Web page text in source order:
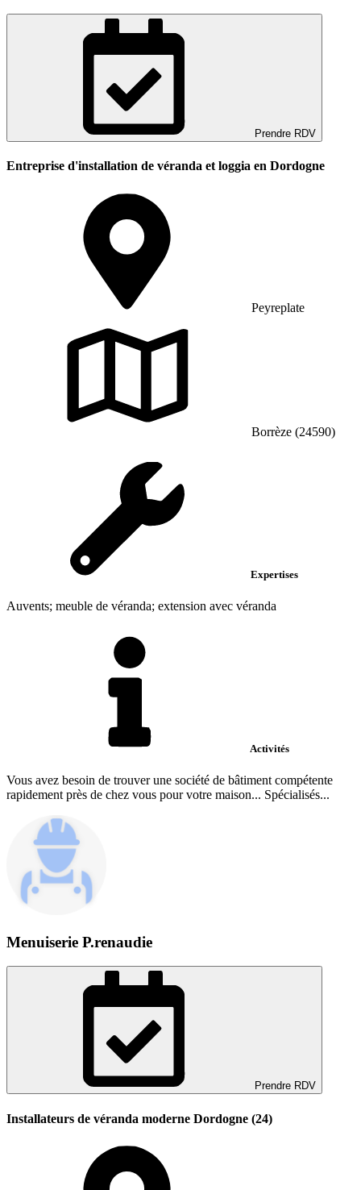
Prendre RDV
Entreprise d'installation de véranda et loggia en Dordogne
Peyreplate
Borrèze (24590)
Expertises
Auvents; meuble de véranda; extension avec véranda
Activités
Vous avez besoin de trouver une société de bâtiment compétente
rapidement près de chez vous pour votre maison... Spécialisés...
Menuiserie P.renaudie
Prendre RDV
Installateurs de véranda moderne Dordogne (24)